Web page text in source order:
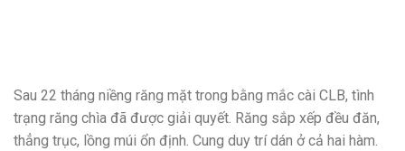
Sau 22 tháng niềng răng mặt trong bằng mắc cài CLB, tình
trạng răng chìa đã được giải quyết. Răng sắp xếp đều đăn,
thẳng trục, lồng múi ổn định. Cung duy trí dán ở cả hai hàm.